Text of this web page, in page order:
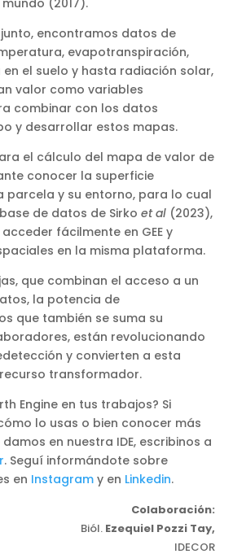
encontramos datos de
evapotranspiración,
el suelo y hasta radiación solar,
valor como variables
combinar con los datos
y desarrollar estos mapas.
el cálculo del mapa de valor de
conocer la superficie
parcela y su entorno, para lo cual
de datos de Sirko et al (2023),
fácilmente en GEE y
en la misma plataforma.
que combinan el acceso a un
la potencia de
que también se suma su
están revolucionando
y convierten a esta
transformador.
Engine en tus trabajos? Si
lo usas o bien conocer más
en nuestra IDE, escribinos a
. Seguí informándote sobre
en Instagram y en Linkedin.
Colaboración:
Biól. Ezequiel Pozzi Tay,
IDECOR